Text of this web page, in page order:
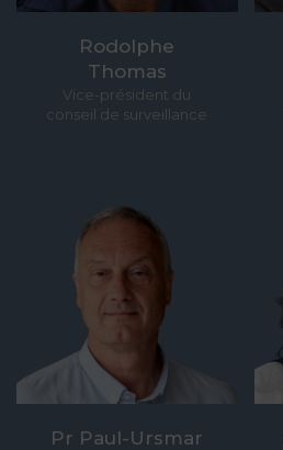
Rodolphe
Thomas
Vice-président du
conseil de surveillance
Pr Paul-Ursmar